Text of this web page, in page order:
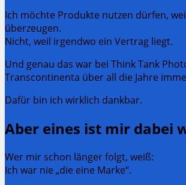
Ich möchte Produkte nutzen dürfen,
überzeugen.
Nicht, weil irgendwo ein Vertrag liegt.
Und genau das war bei Think Tank
Transcontinenta über all die Jahre
Dafür bin ich wirklich dankbar.
Aber eines ist mir dabei
Wer mir schon länger folgt, weiß:
Ich war nie „die eine Marke“.